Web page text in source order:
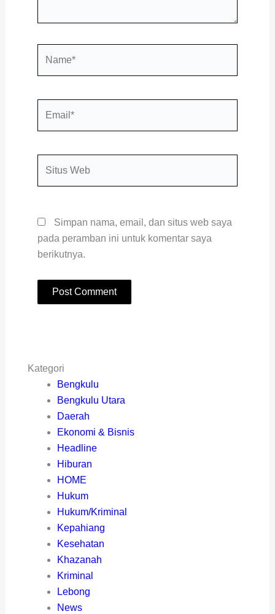
Simpan nama, email, dan situs web saya
pada peramban ini untuk komentar saya
berikutnya.
Kategori
Bengkulu
Bengkulu Utara
Daerah
Ekonomi & Bisnis
Headline
Hiburan
HOME
Hukum
Hukum/Kriminal
Kepahiang
Kesehatan
Khazanah
Kriminal
Lebong
News